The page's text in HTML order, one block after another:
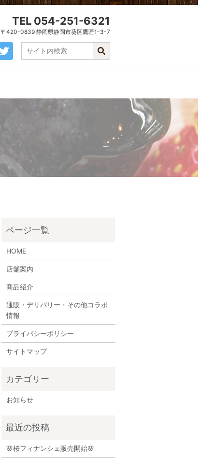
TEL 054-251-6321
〒420-0839 静岡県静岡市葵区鷹匠1-3-7
HOME
店舗案内
商品紹介
通販・デリバリー・その他コラボ
情報
プライバシーポリシー
サイトマップ
お知らせ
🌸桜フィナンシェ販売開始🌸